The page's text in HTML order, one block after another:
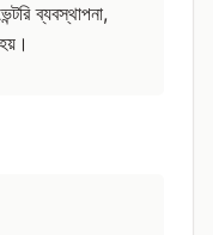
ব্যবস্থাপনা,